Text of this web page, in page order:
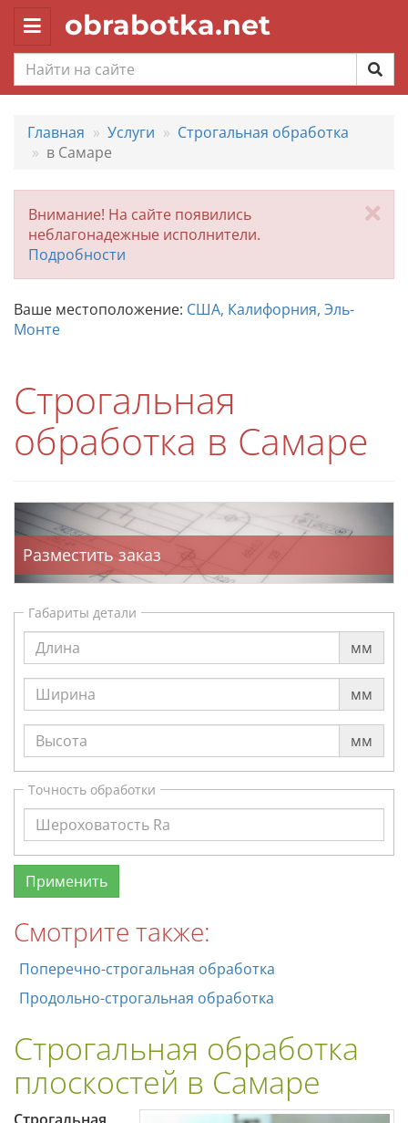
Toggle
navigation
obrabotka.net
Главная Услуги
Строгальная обработка
в Самаре
Внимание! На сайте появились
неблагонадежные исполнители.
Подробности
Ваше местоположение: США, Калифорния, Эль-
Монте
Строгальная
обработка в Самаре
Разместить заказ
Габариты детали
мм
мм
мм
Точность обработки
Смотрите также:
Поперечно-строгальная обработка
Продольно-строгальная обработка
Строгальная обработка
плоскостей в Самаре
Строгальная